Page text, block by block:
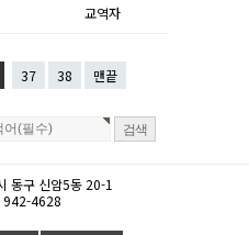
교역자
37 38 맨끝
동구 신암5동 20-1
942-4628